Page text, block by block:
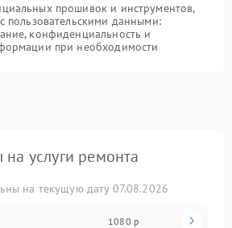
прошивок и инструментов,
пользовательскими данными:
конфиденциальность и
при необходимости
услуги ремонта
на текущую дату 07.08.2026
1080 р